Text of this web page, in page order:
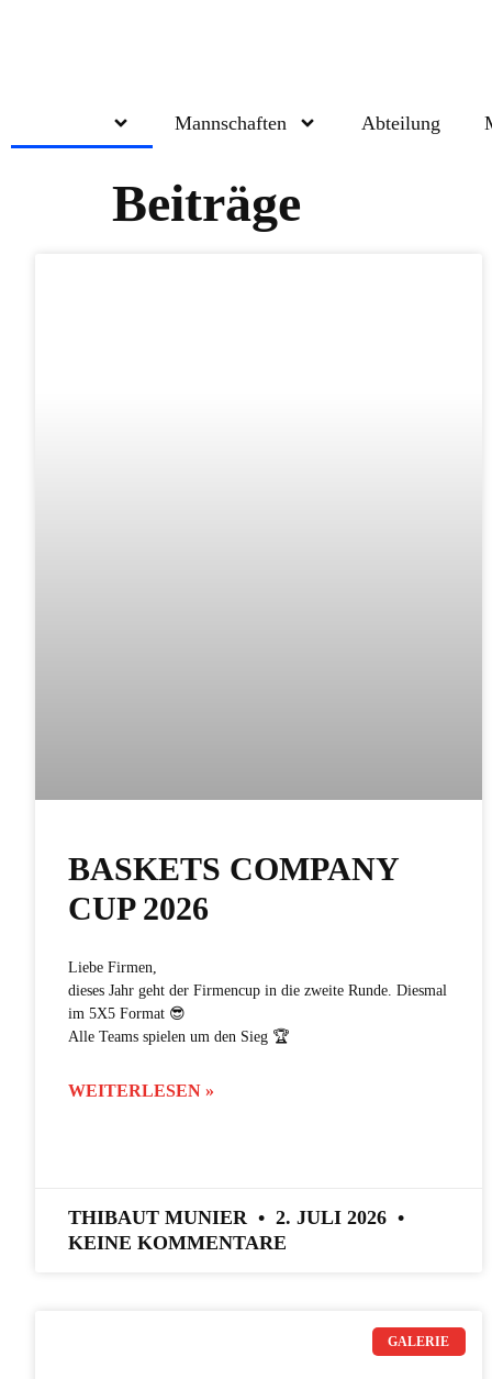
Mannschaften Abteilung
Beiträge
BASKETS COMPANY
CUP 2026
Liebe Firmen,
dieses Jahr geht der Firmencup in die zweite Runde. Diesmal
im 5X5 Format 😎
Alle Teams spielen um den Sieg 🏆
WEITERLESEN »
THIBAUT MUNIER
2. JULI 2026
KEINE KOMMENTARE
GALERIE